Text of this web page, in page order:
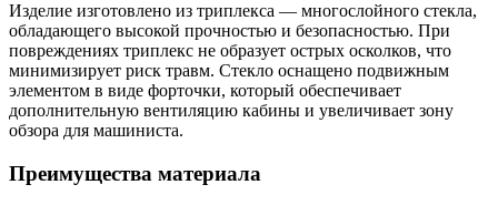
Изделие изготовлено из триплекса — многослойного стекла,
обладающего высокой прочностью и безопасностью. При
повреждениях триплекс не образует острых осколков, что
минимизирует риск травм. Стекло оснащено подвижным
элементом в виде форточки, который обеспечивает
дополнительную вентиляцию кабины и увеличивает зону
обзора для машиниста.
Преимущества материала